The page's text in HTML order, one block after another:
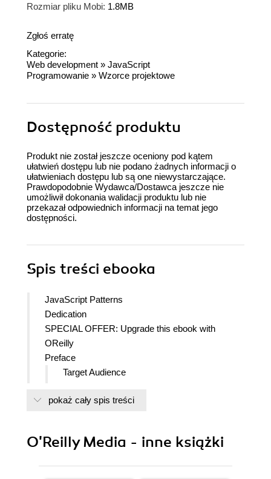
Rozmiar pliku Mobi: 1.8MB
Zgłoś erratę
Kategorie:
Web development » JavaScript
Programowanie » Wzorce projektowe
Dostępność produktu
Produkt nie został jeszcze oceniony pod kątem
ułatwień dostępu lub nie podano żadnych informacji o
ułatwieniach dostępu lub są one niewystarczające.
Prawdopodobnie Wydawca/Dostawca jeszcze nie
umożliwił dokonania walidacji produktu lub nie
przekazał odpowiednich informacji na temat jego
dostępności.
Spis treści ebooka
JavaScript Patterns
Dedication
SPECIAL OFFER: Upgrade this ebook with
OReilly
Preface
Target Audience
Using Code Examples
Acknowledgments
pokaż cały spis treści
O'Reilly Media - inne książki